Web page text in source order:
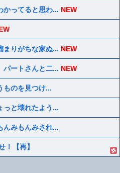
かってると思わ... NEW
まりがちな家ぬ... NEW
パートさんと二... NEW
ものを見つけ...
っと壊れたよう...
んみもんみされ...
！【再】